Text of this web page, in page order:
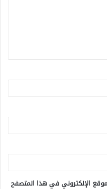
الإلكتروني في هذا المتصفح